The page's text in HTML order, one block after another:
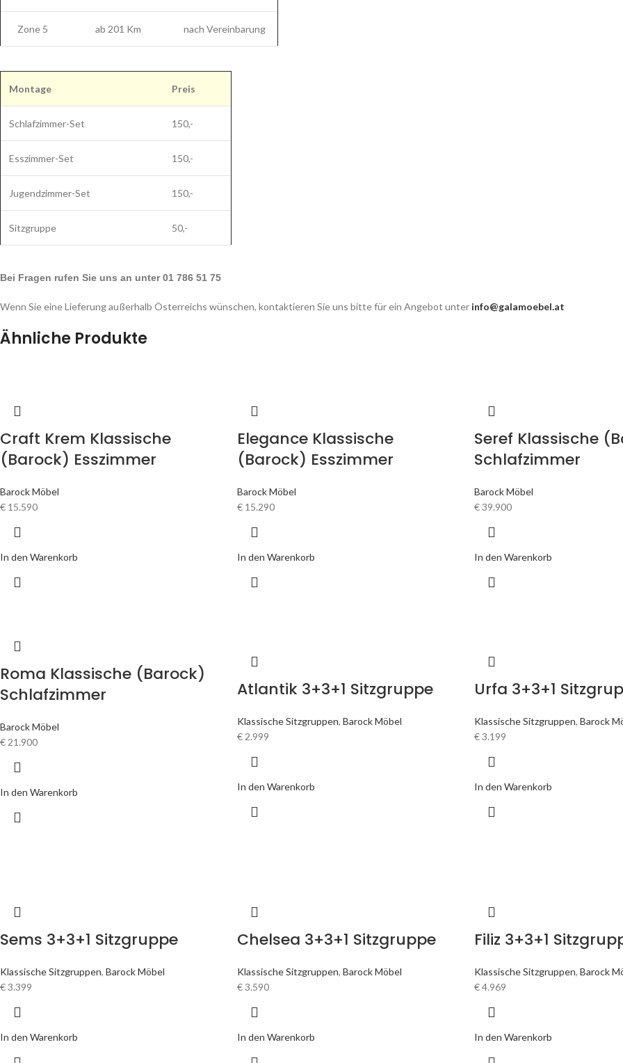
Zone 5 ab 201 Km nach Vereinbarung
Montage Preis
Schlafzimmer-Set 150,-
Esszimmer-Set 150,-
Jugendzimmer-Set 150,-
Sitzgruppe 50,-
Bei Fragen rufen Sie uns an unter 01 786 51 75
Wenn Sie eine Lieferung außerhalb Österreichs wünschen, kontaktieren Sie uns bitte für ein Angebot unter info@galamoebel.at
Ähnliche Produkte
Craft Krem Klassische
(Barock) Esszimmer
Barock Möbel
€ 15.590
In den Warenkorb
Elegance Klassische
(Barock) Esszimmer
Barock Möbel
€ 15.290
In den Warenkorb
Seref Klassische
Schlafzimmer
Barock Möbel
€39.900
In den Warenkorb
Roma Klassische (Barock)
Schlafzimmer
Barock Möbel
€ 21.900
In den Warenkorb
Atlantik 3+3+1 Sitzgruppe
Klassische Sitzgruppen, Barock Möbel
€ 2.999
In den Warenkorb
Urfa 3+3+1
Klassische Sitzgruppen, Barock
€3.199
In den Warenkorb
Sems 3+3+1 Sitzgruppe
Klassische Sitzgruppen, Barock Möbel
€3.399
In den Warenkorb
Chelsea 3+3+1 Sitzgruppe
Klassische Sitzgruppen, Barock Möbel
€3.590
In den Warenkorb
Filiz 3+3+1
Klassische Sitzgruppen, Barock
€4.969
In den Warenkorb